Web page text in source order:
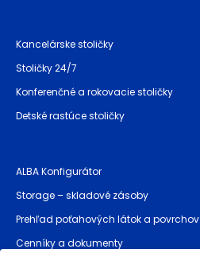
Kancelárske stoličky
Stoličky 24/7
Konferenčné a rokovacie stoličky
Detské rastúce stoličky
ALBA Konfigurátor
Storage – skladové zásoby
Prehľad poťahových látok a povrchov
Cenníky a dokumenty